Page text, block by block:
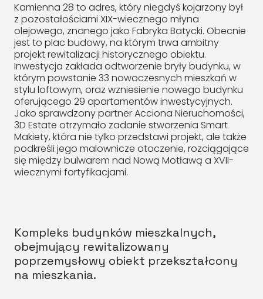
Kamienna 28 to adres, który niegdyś kojarzony był
z pozostałościami XIX-wiecznego młyna
olejowego, znanego jako Fabryka Batycki. Obecnie
jest to plac budowy, na którym trwa ambitny
projekt rewitalizacji historycznego obiektu.
Inwestycja zakłada odtworzenie bryły budynku, w
którym powstanie 33 nowoczesnych mieszkań w
stylu loftowym, oraz wzniesienie nowego budynku
oferującego 29 apartamentów inwestycyjnych.
Jako sprawdzony partner Acciona Nieruchomości,
3D Estate otrzymało zadanie stworzenia Smart
Makiety, która nie tylko przedstawi projekt, ale także
podkreśli jego malownicze otoczenie, rozciągające
się między bulwarem nad Nową Motławą a XVII-
wiecznymi fortyfikacjami.
Kompleks budynków mieszkalnych,
obejmujący rewitalizowany
poprzemysłowy obiekt przekształcony
na mieszkania.